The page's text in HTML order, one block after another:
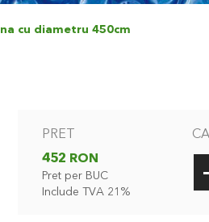
cu diametru 450cm
PRET
452 RON
Pret per BUC
Include TVA 21%
-